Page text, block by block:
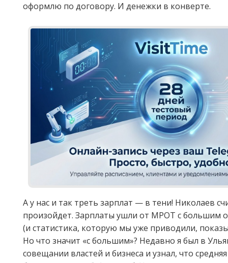
оформлю по договору. И денежки в конверте.
А у нас и так треть зарплат — в тени! Николаев
произойдет. Зарплаты ушли от МРОТ с большим
(и статистика, которую мы уже приводили,
Но что значит «с большим»? Недавно я был в
совещании властей и бизнеса и узнал, что